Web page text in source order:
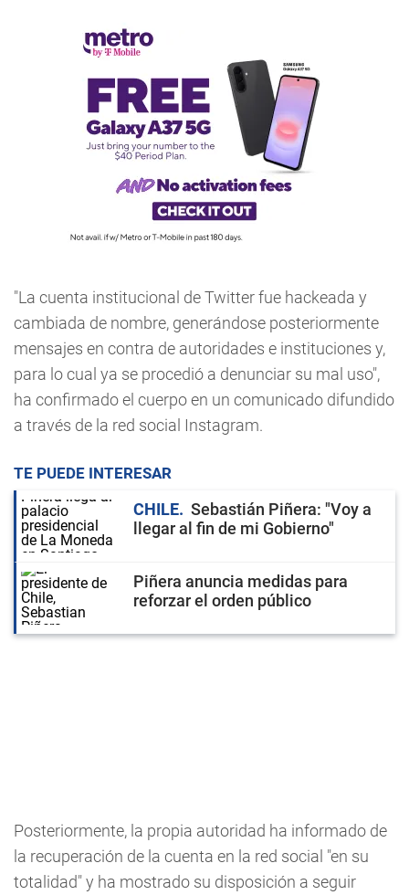
"La cuenta institucional de Twitter fue hackeada y
cambiada de nombre, generándose posteriormente
mensajes en contra de autoridades e instituciones y,
para lo cual ya se procedió a denunciar su mal uso",
ha confirmado el cuerpo en un comunicado difundido
a través de la red social Instagram.
TE PUEDE INTERESAR
CHILE
Sebastián Piñera: "Voy a
llegar al fin de mi Gobierno"
Piñera anuncia medidas para
reforzar el orden público
Posteriormente, la propia autoridad ha informado de
la recuperación de la cuenta en la red social "en su
totalidad" y ha mostrado su disposición a seguir